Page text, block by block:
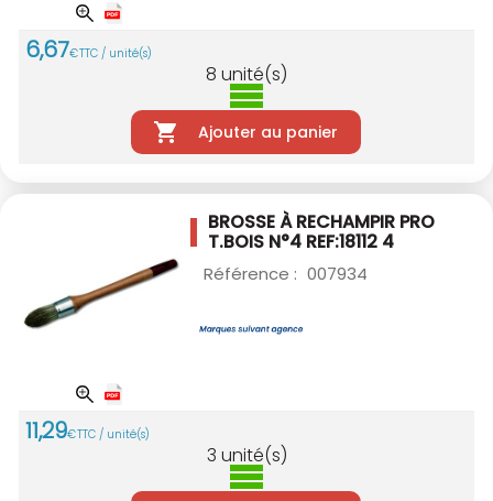
6,67€TTC / unité(s)
8 unité(s)
Ajouter au panier
BROSSE À RECHAMPIR PRO
T.BOIS N°4 REF:18112 4
Référence : 007934
11,29€TTC / unité(s)
3 unité(s)